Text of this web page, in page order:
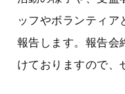
ッフやボランティ
報告します。報告会
けておりますので、